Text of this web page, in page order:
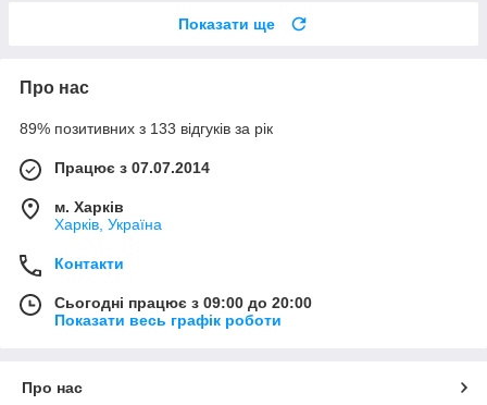
Показати ще
Про нас
89% позитивних з 133 відгуків за рік
Працює з 07.07.2014
м. Харків
Харків, Україна
Контакти
Сьогодні працює з 09:00 до 20:00
Показати весь графік роботи
Про нас